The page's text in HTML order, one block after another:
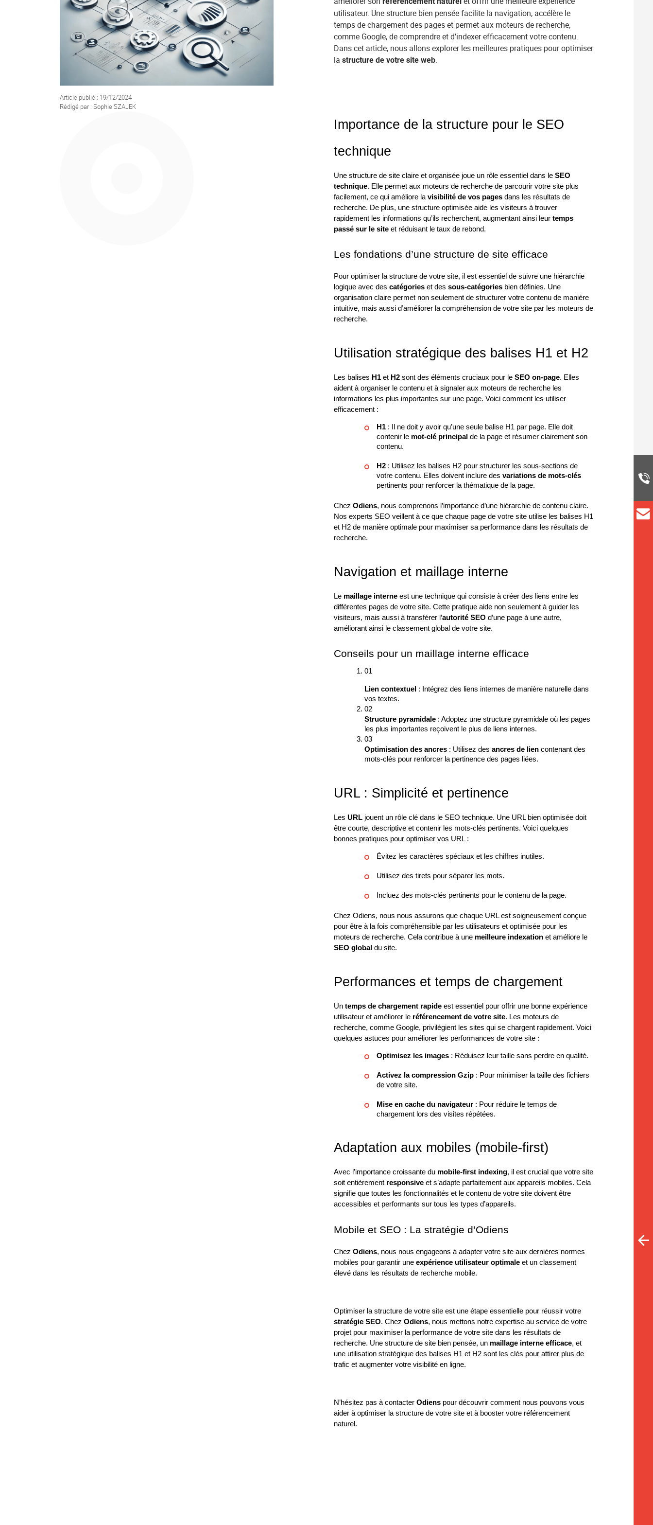
Article publié : 19/12/2024
Rédigé par : Sophie SZAJEK
utilisateur. Une structure bien pensée facilite la navigation, accélère le
temps de chargement des pages et permet aux moteurs de recherche,
comme Google, de comprendre et d’indexer efficacement votre contenu.
Dans cet article, nous allons explorer les meilleures pratiques pour optimiser
la structure de votre site web.
Importance de la structure pour le SEO
technique
Une structure de site claire et organisée joue un rôle essentiel dans le SEO
technique. Elle permet aux moteurs de recherche de parcourir votre site plus
facilement, ce qui améliore la visibilité de vos pagesdans les résultats de
recherche. De plus, une structure optimisée aide les visiteurs à trouver
rapidement les informations qu’ils recherchent, augmentant ainsi leur temps
passé sur le siteet réduisant le taux de rebond.
Les fondations d’une structure de site efficace
Pour optimiser la structure de votre site, il est essentiel de suivre une hiérarchie
logique avec des catégorieset des sous-catégoriesbien définies. Une
organisation claire permet non seulement de structurer votre contenu de manière
intuitive, mais aussi d’améliorer la compréhension de votre site par les moteurs de
recherche.
Utilisation stratégique des balises H1 et H2
Les balises H1et H2sont des éléments cruciaux pour le SEO on-page. Elles
aident à organiser le contenu et à signaler aux moteurs de recherche les
informations les plus importantes sur une page. Voici comment les utiliser
efficacement :
H1: Il ne doit y avoir qu’une seule balise H1 par page. Elle doit
contenir le mot-clé principal de la page et résumer clairement son
contenu.
H2: Utilisez les balises H2 pour structurer les sous-sections de
votre contenu. Elles doivent inclure des variations de mots-clés
pertinents pour renforcer la thématique de la page.
Chez Odiens, nous comprenons l’importance d’une hiérarchie de contenu claire.
Nos experts SEO veillent à ce que chaque page de votre site utilise les balises H1
et H2 de manière optimale pour maximiser sa performance dans les résultats de
recherche.
Navigation et maillage interne
Le maillage interneest une technique qui consiste à créer des liens entre les
différentes pages de votre site. Cette pratique aide non seulement à guider les
visiteurs, mais aussi à transférer l’autorité SEO d’une page à une autre,
améliorant ainsi le classement global de votre site.
Conseils pour un maillage interne efficace
Lien contextuel : Intégrez des liens internes de manière naturelle dans
vos textes.
Structure pyramidale: Adoptez une structure pyramidale où les pages
les plus importantes reçoivent le plus de liens internes.
Optimisation des ancres: Utilisez des ancres de liencontenant des
mots-clés pour renforcer la pertinence des pages liées.
URL : Simplicité et pertinence
Les URLjouent un rôle clé dans le SEO technique. Une URL bien optimisée doit
être courte, descriptive et contenir les mots-clés pertinents. Voici quelques
bonnes pratiques pour optimiser vos URL :
Évitez les caractères spéciaux et les chiffres inutiles.
Utilisez des tirets pour séparer les mots.
Incluez des mots-clés pertinents pour le contenu de la page.
Chez Odiens, nous nous assurons que chaque URL est soigneusement conçue
pour être à la fois compréhensible par les utilisateurs et optimisée pour les
moteurs de recherche. Cela contribue à une meilleure indexationet améliore le
SEO global du site.
Performances et temps de chargement
Un temps de chargement rapideest essentiel pour offrir une bonne expérience
utilisateur et améliorer le référencement de votre site. Les moteurs de
recherche, comme Google, privilégient les sites qui se chargent rapidement. Voici
quelques astuces pour améliorer les performances de votre site :
Optimisez les images: Réduisez leur taille sans perdre en qualité.
Activez la compression Gzip: Pour minimiser la taille des fichiers
de votre site.
Mise en cache du navigateur: Pour réduire le temps de
chargement lors des visites répétées.
Adaptation aux mobiles (mobile-first)
Avec l’importance croissante du mobile-first indexing, il est crucial que votre site
soit entièrement responsiveet s’adapte parfaitement aux appareils mobiles. Cela
signifie que toutes les fonctionnalités et le contenu de votre site doivent être
accessibles et performants sur tous les types d’appareils.
Mobile et SEO : La stratégie d’Odiens
Chez Odiens, nous nous engageons à adapter votre site aux dernières normes
mobiles pour garantir une expérience utilisateur optimaleet un classement
élevé dans les résultats de recherche mobile.
Optimiser la structure de votre site est une étape essentielle pour réussir votre
stratégie SEO. Chez Odiens, nous mettons notre expertise au service de votre
projet pour maximiser la performance de votre site dans les résultats de
recherche. Une structure de site bien pensée, un maillage interne efficace, et
une utilisation stratégique des balises H1 et H2 sont les clés pour attirer plus de
trafic et augmenter votre visibilité en ligne.
N’hésitez pas à contacter Odienspour découvrir comment nous pouvons vous
aider à optimiser la structure de votre site et à booster votre référencement
naturel.